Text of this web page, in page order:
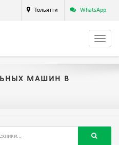
Тольятти WhatsApp
МАШИН В